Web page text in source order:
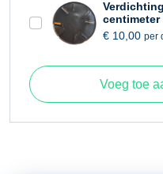
centimeter
€10,00 per
Voeg toe